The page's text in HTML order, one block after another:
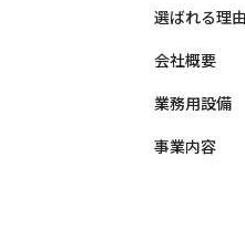
選ばれる理由
会社概要
業務用設備
事業内容